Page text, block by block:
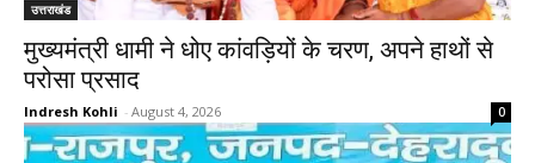
उत्तराखंड
मुख्यमंत्री धामी ने धोए कांवड़ियों के चरण, अपने हाथों से
परोसा प्रसाद
Indresh Kohli - August 4, 2026 0